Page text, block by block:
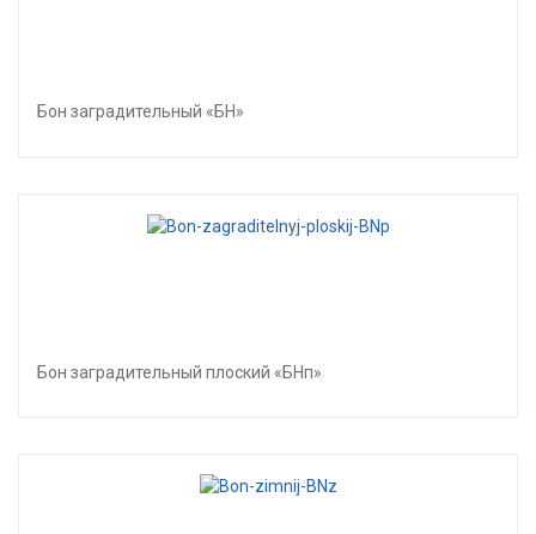
Бон заградительный «БН»
Бон заградительный плоский «БНп»